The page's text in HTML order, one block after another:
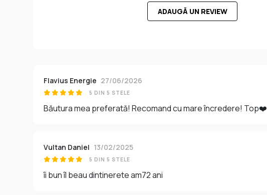
ADAUGĂ UN REVIEW
Flavius Energie 27/06/2026
5 DIN 5 STELE
Băutura mea preferată! Recomand cu mare încredere! Top❤️
Vultan Daniel 13/02/2025
5 DIN 5 STELE
îi bun îl beau dintinerete am72 ani